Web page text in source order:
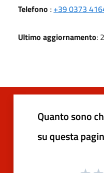
Telefono : +39 0373
Ultimo aggiornamento:
Quanto sono
su questa